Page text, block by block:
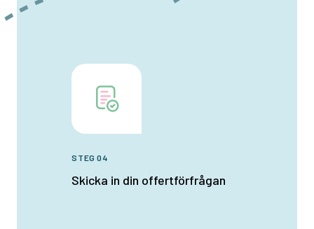
STEG 04
Skicka in din offertförfrågan